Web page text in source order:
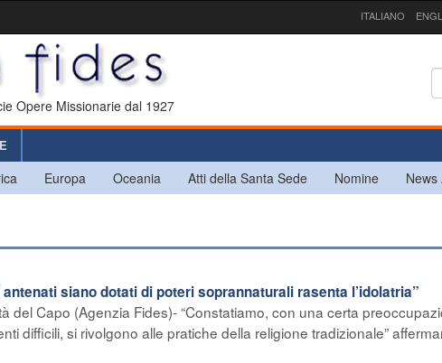
ITALIANO
Opere Missionarie dal 1927
Europa Oceania Atti della Santa Sede Nomine News
siano dotati di poteri soprannaturali rasenta l’idolatria”
del Capo (Agenzia Fides)- “Constatiamo, con una certa
difficili, si rivolgono alle pratiche della religione tradizionale”